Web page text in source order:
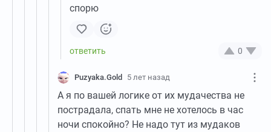
спорю
0
Puzyaka.Gold 5 лет назад
А я по вашей логике от их мудачества не
пострадала, спать мне не хотелось в час
ночи спокойно? Не надо тут из мудаков